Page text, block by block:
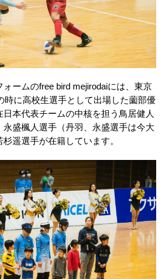
ームのfree bird mejirodaiには、東京
時に高校生選手として出場した薗部優
日本代表チームの中核を担う鳥居健人
永盛楓人選手（丹羽、永盛選手は今大
遥選手が在籍しています。